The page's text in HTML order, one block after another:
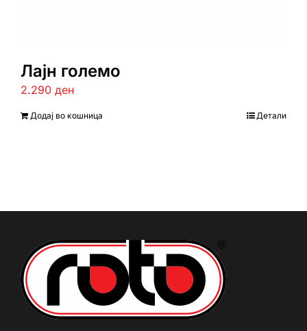
Лајн големо
2.290 ден
Додај во кошница Детали